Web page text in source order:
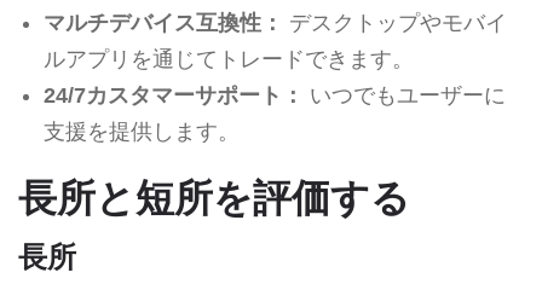
マルチデバイス互換性：
デスクトップやモバイ
ルアプリを通じてトレードできます。
24/7カスタマーサポート：
いつでもユーザーに
支援を提供します。
長所と短所を評価する
長所